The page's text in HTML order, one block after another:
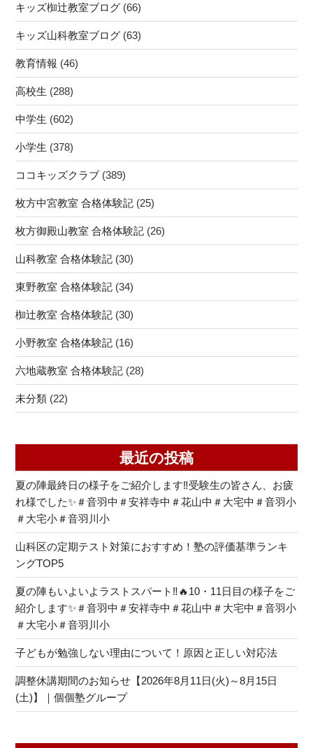
キッズ椥辻教室ブログ (66)
キッズ山科教室ブログ (63)
教育情報 (46)
高校生 (288)
中学生 (602)
小学生 (378)
ココキッズクラブ (389)
枚方中宮教室 合格体験記 (25)
枚方御殿山教室 合格体験記 (26)
山科教室 合格体験記 (30)
東野教室 合格体験記 (34)
椥辻教室 合格体験記 (30)
小野教室 合格体験記 (16)
六地蔵教室 合格体験記 (28)
未分類 (22)
最近の投稿
夏の陣最終日の様子をご紹介します‼受験生の皆さん、お疲
れ様でした✨＃音羽中＃安祥寺中＃花山中＃大宅中＃音羽小
＃大宅小＃音羽川小
山科区の定期テスト対策におすすめ！塾の評価基準ランキ
ングTOP5
夏の陣もいよいよラストスパート‼🔥10・11日目の様子をご
紹介します✨＃音羽中＃安祥寺中＃花山中＃大宅中＃音羽小
＃大宅小＃音羽川小
子どもが勉強しない理由について！原因と正しい対応法
調整休講期間のお知らせ【2026年8月11日(火)～8月15日
(土)】｜個個塾グループ